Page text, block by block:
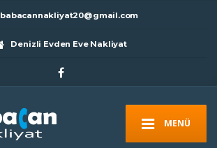
babacannakliyat20@gmail.com
Denizli Evden Eve Nakliyat
MENÜ